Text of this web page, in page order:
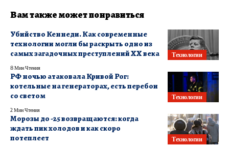
Вам также может понравиться
Технологии
Убийство Кеннеди. Как современные
технологии могли бы раскрыть одно из
самых загадочных преступлений ХХ века
8 Мин Чтения
Технологии
РФ ночью атаковала Кривой Рог:
котельные на генераторах, есть перебои
со светом
2 Мин Чтения
Технологии
Морозы до -25 возвращаются: когда
ждать пик холодов и как скоро
потеплеет